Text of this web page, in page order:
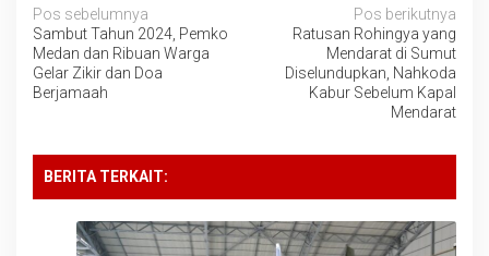
Navigasi
pos
Pos sebelumnya
Sambut Tahun 2024, Pemko
Medan dan Ribuan Warga
Gelar Zikir dan Doa
Berjamaah
Pos berikutnya
Ratusan Rohingya yang
Mendarat di Sumut
Diselundupkan, Nahkoda
Kabur Sebelum Kapal
Mendarat
BERITA TERKAIT: